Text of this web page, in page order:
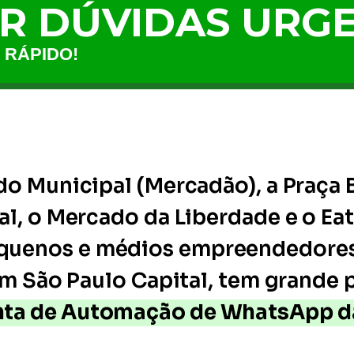
DÚVIDAS
Municipal (Mercadão), a Praça
o Mercado da Liberdade e o
e médios
São Paulo Capital, tem grande
de Automação de WhatsApp